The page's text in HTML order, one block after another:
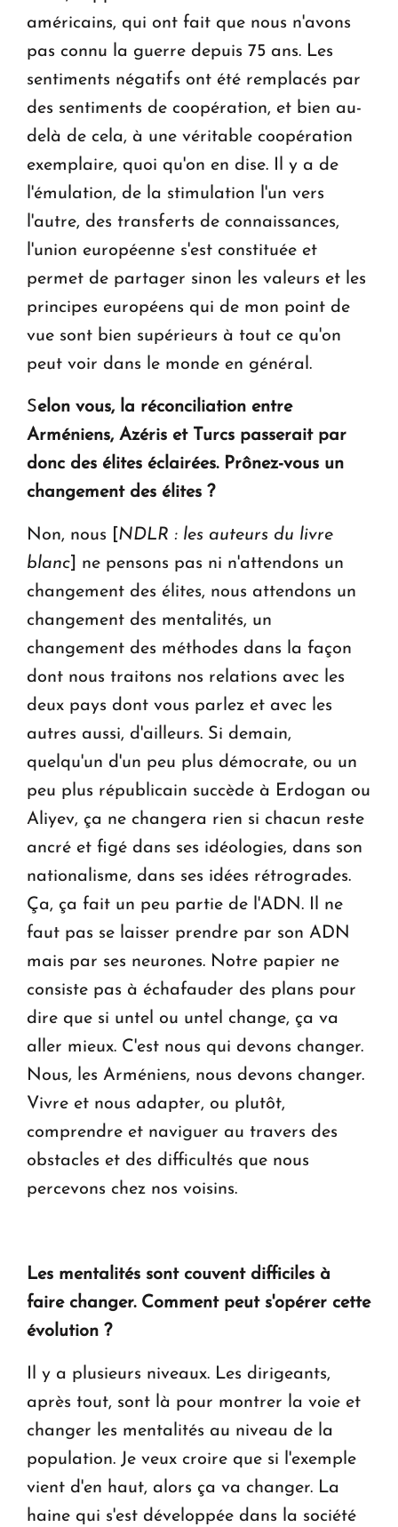
américains, qui ont fait que nous n'avons
pas connu la guerre depuis 75 ans. Les
sentiments négatifs ont été remplacés par
des sentiments de coopération, et bien au-
delà de cela, à une véritable coopération
exemplaire, quoi qu'on en dise. Il y a de
l'émulation, de la stimulation l'un vers
l'autre, des transferts de connaissances,
l'union européenne s'est constituée et
permet de partager sinon les valeurs et les
principes européens qui de mon point de
vue sont bien supérieurs à tout ce qu'on
peut voir dans le monde en général.
Selon vous, la réconciliation entre
Arméniens, Azéris et Turcs passerait par
donc des élites éclairées. Prônez-vous un
changement des élites ?
Non, nous [ NDLR : les auteurs du livre
blanc ] ne pensons pas ni n'attendons un
changement des élites, nous attendons un
changement des mentalités, un
changement des méthodes dans la façon
dont nous traitons nos relations avec les
deux pays dont vous parlez et avec les
autres aussi, d'ailleurs. Si demain,
quelqu'un d'un peu plus démocrate, ou un
peu plus républicain succède à Erdogan ou
Aliyev, ça ne changera rien si chacun reste
ancré et figé dans ses idéologies, dans son
nationalisme, dans ses idées rétrogrades.
Ça, ça fait un peu partie de l'ADN. Il ne
faut pas se laisser prendre par son ADN
mais par ses neurones. Notre papier ne
consiste pas à échafauder des plans pour
dire que si untel ou untel change, ça va
aller mieux. C'est nous qui devons changer.
Nous, les Arméniens, nous devons changer.
Vivre et nous adapter, ou plutôt,
comprendre et naviguer au travers des
obstacles et des difficultés que nous
percevons chez nos voisins.
Les mentalités sont couvent difficiles à
faire changer. Comment peut s'opérer cette
évolution ?
Il y a plusieurs niveaux. Les dirigeants,
après tout, sont là pour montrer la voie et
changer les mentalités au niveau de la
population. Je veux croire que si l'exemple
vient d'en haut, alors ça va changer. La
haine qui s'est développée dans la société